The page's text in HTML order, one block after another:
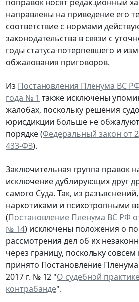
поправок носят редакционный
направлены на приведение его
соответствие с нормами
законодательства в связи с
годы статуса потерпевшего и
обжалования приговоров.
Из Постановления Пленума ВС
года № 1 также исключены
жалобах, поскольку решения
юрисдикции больше не
порядке (Федеральный закон от
433-ФЗ).
Заключительная группа правок
исключение дублирующих друг
самого Суда. Так, из
наркотиками и психотропными
(Постановление Пленума ВС РФ
№ 14) исключены положения о
рассмотрения дел об их
через границу, поскольку
принято Постановление
2017 г. № 12 "О судебной
контрабанде".